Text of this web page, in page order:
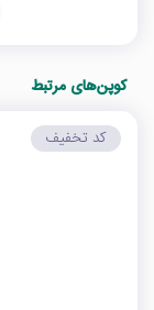
کوپن‌های مرتبط
کد تخفیف